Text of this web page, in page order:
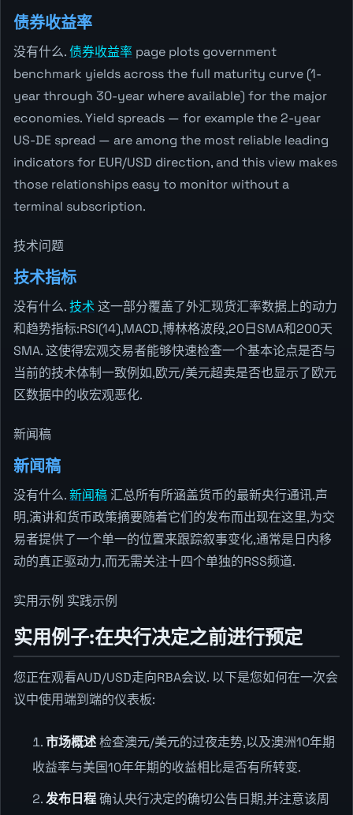
债券收益率
没有什么.债券收益率 page plots government
benchmark yields across the full maturity curve (1-
year through 30-year where available) for the major
economies. Yield spreads — for example the 2-year
US-DE spread — are among the most reliable leading
indicators for EUR/USD direction, and this view makes
those relationships easy to monitor without a
terminal subscription.
技术问题
技术指标
没有什么.技术这一部分覆盖了外汇现货汇率数据上的动力
和趋势指标:RSI(14),MACD,博林格波段,20日SMA和200天
SMA. 这使得宏观交易者能够快速检查一个基本论点是否与
当前的技术体制一致例如,欧元/美元超卖是否也显示了欧元
区数据中的收宏观恶化.
新闻稿
新闻稿
没有什么.新闻稿 汇总所有所涵盖货币的最新央行通讯.声
明,演讲和货币政策摘要随着它们的发布而出现在这里,为交
易者提供了一个单一的位置来跟踪叙事变化,通常是日内移
动的真正驱动力,而无需关注十四个单独的RSS频道.
实用示例 实践示例
实用例子:在央行决定之前进行预定
您正在观看AUD/USD走向RBA会议. 以下是您如何在一次会
议中使用端到端的仪表板:
市场概述检查澳元/美元的过夜走势,以及澳洲10年期
收益率与美国10年年期的收益相比是否有所转变.
发布日程确认央行决定的确切公告日期,并注意该周